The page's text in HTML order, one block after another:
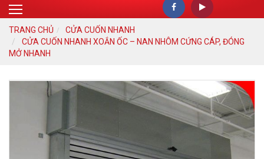
TRANG CHỦ
CỬA CUỐN NHANH
CỬA CUỐN NHANH XOẮN ỐC – NAN NHÔM CỨNG CÁP, ĐÓNG
MỞ NHANH